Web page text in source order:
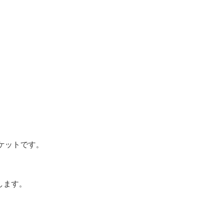
トです。
す。